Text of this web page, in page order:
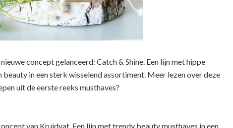
concept gelanceerd: Catch & Shine. Een lijn met hippe
beauty in een sterk wisselend assortiment. Meer lezen over deze
uit de eerste reeks musthaves?
van Kruidvat. Een lijn met trendy beauty musthaves in een